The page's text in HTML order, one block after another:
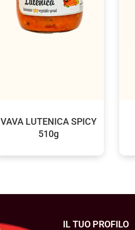
VAVA LUTENICA SPICY
510g
IL TUO PROFILO